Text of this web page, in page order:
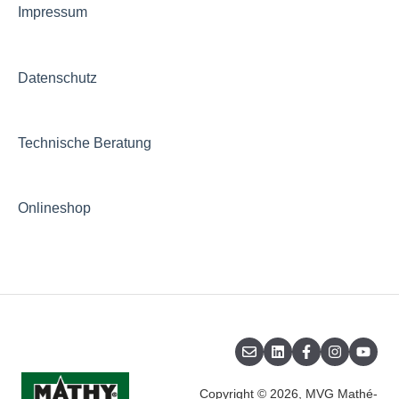
Impressum
Datenschutz
Technische Beratung
Onlineshop
Copyright © 2026, MVG Mathé-